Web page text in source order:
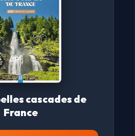
cascades de
France